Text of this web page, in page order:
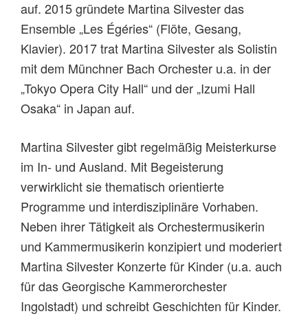
auf. 2015 gründete Martina Silvester das
Ensemble „Les Égéries“ (Flöte, Gesang,
Klavier). 2017 trat Martina Silvester als Solistin
mit dem Münchner Bach Orchester u.a. in der
„Tokyo Opera City Hall“ und der „Izumi Hall
Osaka“ in Japan auf.
Martina Silvester gibt regelmäßig Meisterkurse
im In- und Ausland. Mit Begeisterung
verwirklicht sie thematisch orientierte
Programme und interdisziplinäre Vorhaben.
Neben ihrer Tätigkeit als Orchestermusikerin
und Kammermusikerin konzipiert und moderiert
Martina Silvester Konzerte für Kinder (u.a. auch
für das Georgische Kammerorchester
Ingolstadt) und schreibt Geschichten für Kinder.